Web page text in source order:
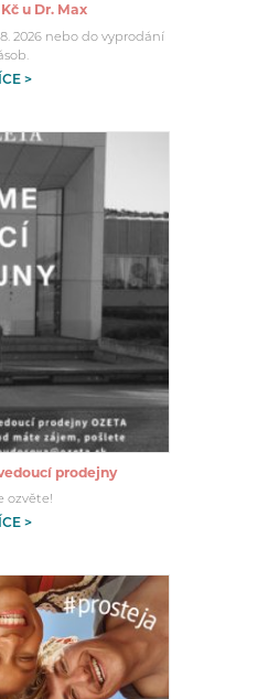
u Dr. Max
8. 2026 nebo do vyprodání
>
prodejny
ozvěte!
>